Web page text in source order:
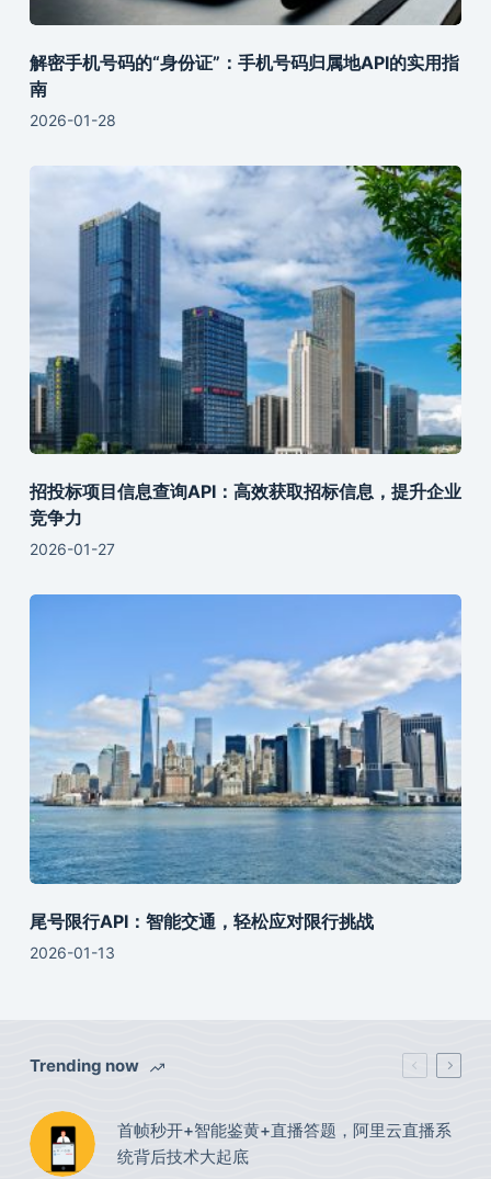
解密手机号码的“身份证”：手机号码归属地API的实用指
南
2026-01-28
招投标项目信息查询API：高效获取招标信息，提升企业
竞争力
2026-01-27
尾号限行API：智能交通，轻松应对限行挑战
2026-01-13
Trending now
首帧秒开+智能鉴黄+直播答题，阿里云直播系
统背后技术大起底